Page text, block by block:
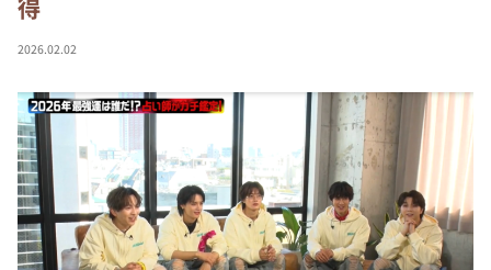
～人生密着トークバラエティ！～ やすとものいたっ
て真剣です
探偵！ナイトスクープ
河合＆A.B.C-Z塚田×福井アナ「なんでやねん！？」
（news おかえり）
DAIGOも台所 ～きょうの献立 何にする？～
本日はダイアンなり！シーズン２
2026.02.02